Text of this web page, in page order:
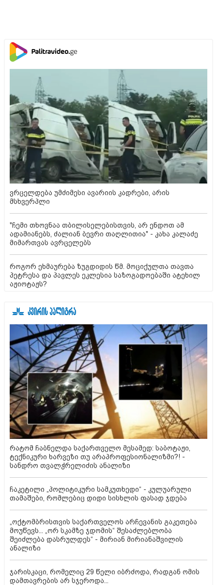
ვრცელდება უმძიმესი ავარიის კადრები, არის
მსხვერპლი
"ჩემი თხოვნაა თბილისელებისთვის, არ ენდოთ ამ
ადამიანებს, ძალიან ბევრი თაღლითია" - კახა კალაძე
მიმართვას ავრცელებს
როგორ ეხმაურება ზუგდიდის წმ. მოციქულთა თავთა
პეტრესა და პავლეს ეკლესია საზოგადოებაში ატეხილ
აჟიოტაჟს?
რატომ ჩაბნელდა საქართველო მესამედ: საბოტაჟი,
ტექნიკური ხარვეზი თუ არაპროფესიონალიზმი?! -
სანდრო თვალჭრელიძის ანალიზი
ჩაკეტილი „პოლიტიკური სამკუთხედი“ - კულუარული
თამაშები, რომლებიც დიდი სისხლის ფასად ჯდება
„ოქტომბრისთვის საქართველოს არჩევანის გაკეთება
მოუწევს... „ორ სკამზე ჯდომის“ შესაძლებლობა
შეიძლება დასრულდეს“ - მირიან მირიანაშვილის
ანალიზი
ჯარისკაცი, რომელიც 29 წელი იბრძოდა, რადგან ომის
დამთავრების არ სჯეროდა...